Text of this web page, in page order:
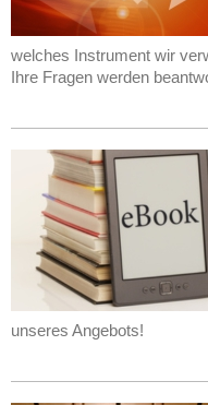
welches Instrument wir
Ihre Fragen werden
unseres Angebots!